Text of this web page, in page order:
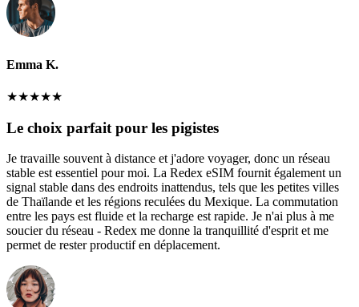
Emma K.
★★★★★
Le choix parfait pour les pigistes
Je travaille souvent à distance et j'adore voyager, donc un réseau
stable est essentiel pour moi. La Redex eSIM fournit également un
signal stable dans des endroits inattendus, tels que les petites villes
de Thaïlande et les régions reculées du Mexique. La commutation
entre les pays est fluide et la recharge est rapide. Je n'ai plus à me
soucier du réseau - Redex me donne la tranquillité d'esprit et me
permet de rester productif en déplacement.